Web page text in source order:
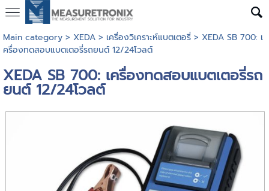
Main category> XEDA> เครื่องวิเคราะห์แบตเตอรี่> XEDA SB 700: เ
ครื่องทดสอบแบตเตอรี่รถยนต์ 12/24โวลต์
XEDA SB 700: เครื่องทดสอบแบตเตอรี่รถ
ยนต์ 12/24โวลต์